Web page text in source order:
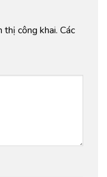
thị công khai. Các